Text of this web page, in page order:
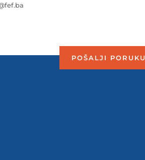
POŠALJI PORUKU